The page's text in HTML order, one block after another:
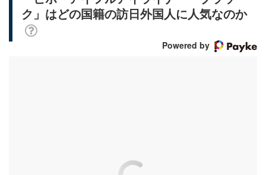
ク」はどの国籍の訪日外国人に人気なのか
Powered by